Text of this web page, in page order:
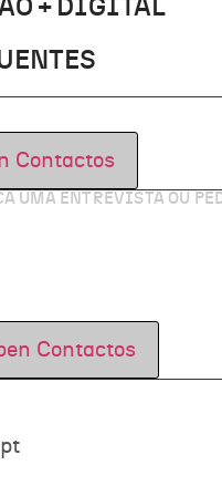
+ DIGITAL
Contactos
UMA ENTREVISTA OU
Contactos